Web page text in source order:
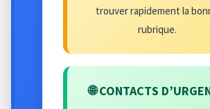
trouver rapidement la
rubrique.
🌐 CONTACTS